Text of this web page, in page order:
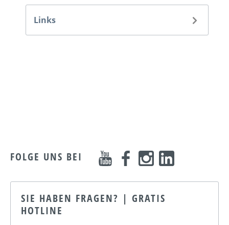
Links
FOLGE UNS BEI
SIE HABEN FRAGEN? | GRATIS
HOTLINE